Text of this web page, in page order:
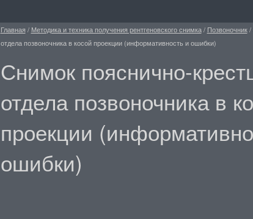
Главная / Методика и техника получения рентгеновского снимка/ Позвоночник/
отдела позвоночника в косой проекции (информативность и ошибки)
Снимок пояснично-
отдела позвоночника в
проекции
ошибки)